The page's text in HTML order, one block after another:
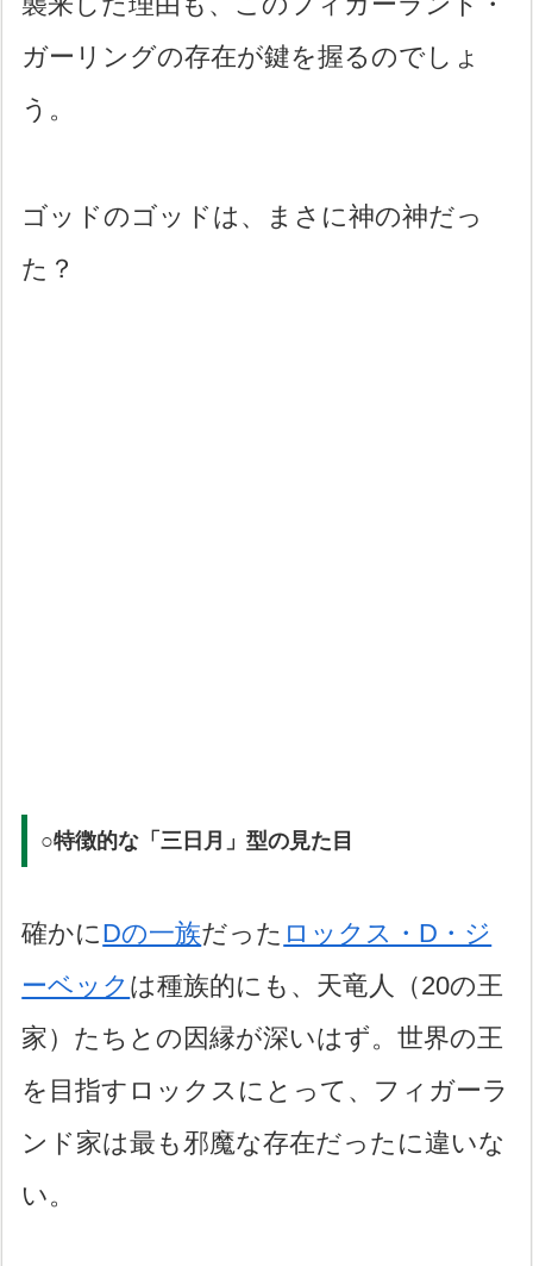
ガーリングの存在が鍵を握るのでしょ
う。
ゴッドのゴッドは、まさに神の神だっ
た？
○特徴的な「三日月」型の見た目
確かにDの一族だった ロックス・D・ジ
ーベック は種族的にも、天竜人（20の王
家）たちとの因縁が深いはず。世界の王
を目指すロックスにとって、フィガーラ
ンド家は最も邪魔な存在だったに違いな
い。